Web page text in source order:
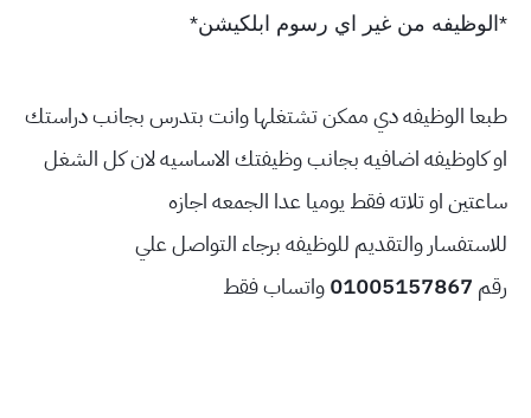
*الوظيفه من غير اي رسوم ابلكيشن*
طبعا الوظيفه دي ممكن تشتغلها وانت بتدرس بجانب دراستك
او كاوظيفه اضافيه بجانب وظيفتك الاساسيه لان كل الشغل
ساعتين او تلاته فقط يوميا عدا الجمعه اجازه
للاستفسار والتقديم للوظيفه برجاء التواصل علي
رقم 01005157867واتساب فقط